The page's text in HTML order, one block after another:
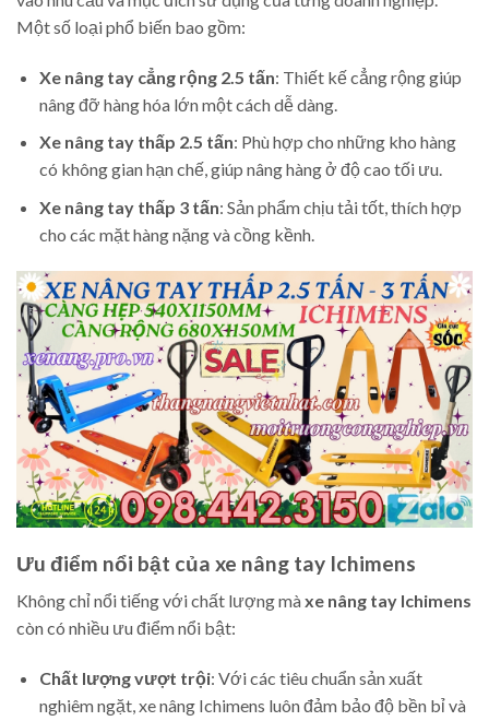
Một số loại phổ biến bao gồm:
Xe nâng tay cẳng rộng 2.5 tấn: Thiết kế cẳng rộng giúp
nâng đỡ hàng hóa lớn một cách dễ dàng.
Xe nâng tay thấp 2.5 tấn: Phù hợp cho những kho hàng
có không gian hạn chế, giúp nâng hàng ở độ cao tối ưu.
Xe nâng tay thấp 3 tấn: Sản phẩm chịu tải tốt, thích hợp
cho các mặt hàng nặng và cồng kềnh.
Ưu điểm nổi bật của xe nâng tay Ichimens
Không chỉ nổi tiếng với chất lượng màxe nâng tay Ichimens
còn có nhiều ưu điểm nổi bật:
Chất lượng vượt trội: Với các tiêu chuẩn sản xuất
nghiêm ngặt, xe nâng Ichimens luôn đảm bảo độ bền bỉ và